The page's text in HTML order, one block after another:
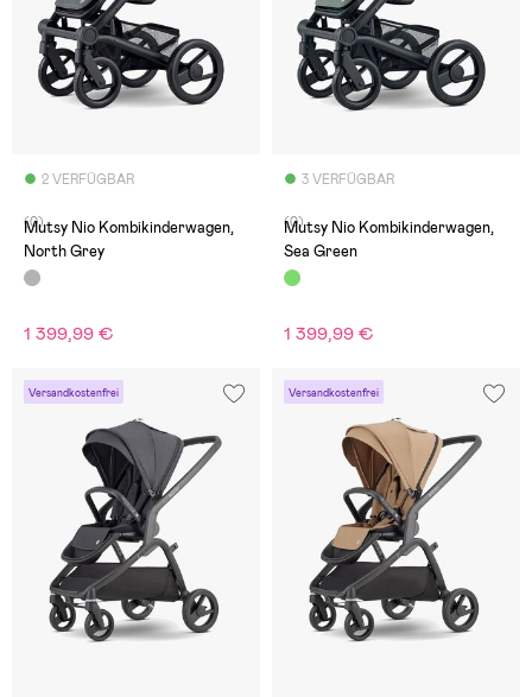
2 VERFÜGBAR
(0)
Mutsy Nio Kombikinderwagen,
North Grey
1 399,99 €
3 VERFÜGBAR
(0)
Mutsy Nio Kombikinderwagen,
Sea Green
1 399,99 €
Versandkostenfrei Versandkostenfrei